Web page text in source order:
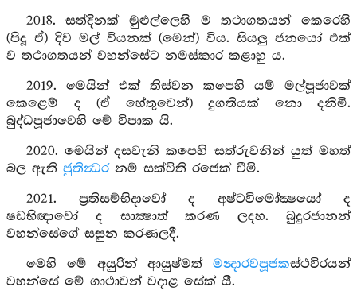
2018. සත්දිනක් මුළුල්ලෙහි ම තථාගතයන් කෙරෙහි
(පිදූ ඒ) දිව මල් වියනක් (මෙන්) විය. සියලු ජනයෝ එක්
ව තථාගතයන් වහන්සේට නමස්කාර කළාහු ය.
2019. මෙයින් එක් තිස්වන කපෙහි යම් මල්පූජාවක්
කෙළෙම් ද (ඒ හේතුවෙන්) දුගතියක් නො දනිමි.
බුද්ධපූජාවෙහි මේ විපාක යි.
2020. මෙයින් දසවැනි කපෙහි සත්රුවනින් යුත් මහත්
බල ඇති ජුතින්‍ධරනම් සක්විති රජෙක් වීමි.
2021. ප්‍රතිසම්භිදාවෝ ද අෂ්ටවිමෝක්‍ෂයෝ ද
ෂඩභිඥාවෝ ද සාක්‍ෂාත් කරණ ලදහ. බුදුරජානන්
වහන්සේගේ සසුන කරණලදී.
මෙහි මේ අයුරින් ආයුෂ්මත් මන්‍දාරවපූජකස්ථවිරයන්
වහන්සේ මේ ගාථාවන් වදාළ සේක් යී.